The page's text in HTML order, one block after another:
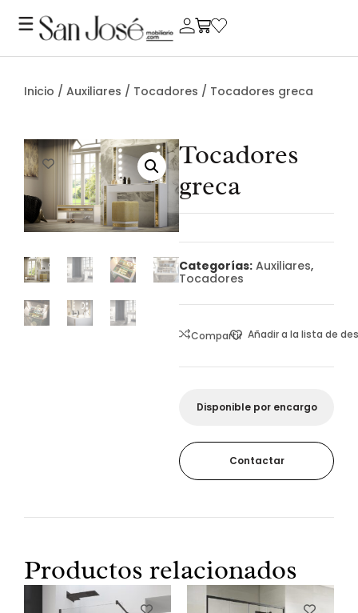
Inicio / Auxiliares / Tocadores / Tocadores greca
Tocadores
greca
Categorías: Auxiliares,
Tocadores
Compartir Añadir a la lista de
Disponible por encargo
Contactar
Productos relacionados